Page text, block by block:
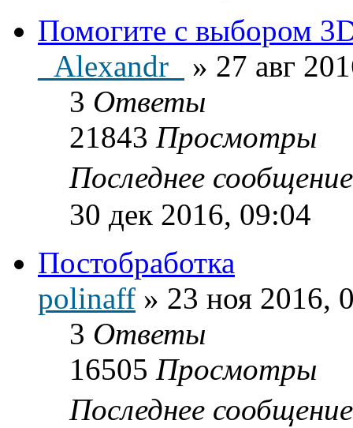
Помогите с выбором
_Alexandr_
» 27 авг
3 Ответы
21843 Просмотры
Последнее
30 дек 2016, 09:04
Постобработка
polinaff » 23 ноя 2016,
3 Ответы
16505 Просмотры
Последнее